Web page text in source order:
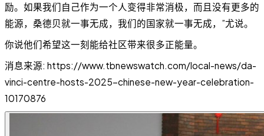
励。如果我们自己作为一个人变得非常消极，而且没有更多的
能源，桑德贝就一事无成，我们的国家就一事无成，”尤说。
你说他们希望这一刻能给社区带来很多正能量。
消息来源: https://www.tbnewswatch.com/local-news/da-
vinci-centre-hosts-2025-chinese-new-year-celebration-
10170876